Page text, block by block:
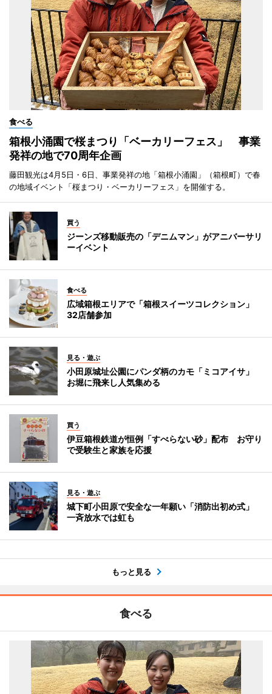
食べる
箱根小涌園で桜まつり「ベーカリーフェス」 事業
発祥の地で70周年企画
藤田観光は4月5日・6日、事業発祥の地「箱根小涌園」（箱根町）で春
の地域イベント「桜まつり・ベーカリーフェス」を開催する。
買う
ジーンズ移動販売の「デニムマン」がアニバーサリ
ーイベント
食べる
広域箱根エリアで「箱根スイーツコレクション」
32店舗参加
見る・遊ぶ
小田原城址公園にパンダ柄のカモ「ミコアイサ」
お堀に飛来し人気集める
買う
伊豆箱根鉄道が恒例「すべらない砂」配布 お守り
で受験生と家族を応援
見る・遊ぶ
城下町小田原で安全な一年願い「消防出初め式」
一斉放水では虹も
もっと見る
食べる